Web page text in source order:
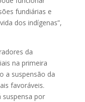
fundiárias e
dos indígenas”,
da
na primeira
a suspensão da
favoráveis.
suspensa por